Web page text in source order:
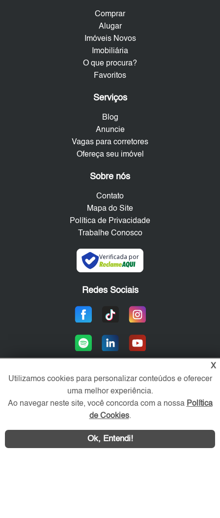
WhatsApp Contatar
Comprar
Alugar
Imóveis Novos
Imobiliária
O que procura?
Favoritos
Serviços
Blog
Anuncie
Vagas para corretores
Ofereça seu imóvel
Sobre nós
Contato
Mapa do Site
Política de Privacidade
Trabalhe Conosco
Verificada por
Redes Sociais
Área exclusiva aos anunciantes,
acesse sua conta:
X
Utilizamos cookies para personalizar conteúdos e oferecer
uma melhor experiência.
Ao navegar neste site, você concorda com a nossa Política
de Cookies.
Ok, Entendi!